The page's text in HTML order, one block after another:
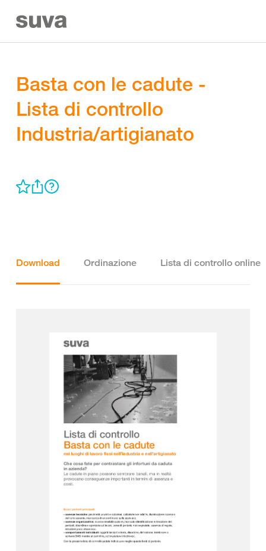
Basta con le cadute -
Lista di controllo
Industria/artigianato
Download Ordinazione Lista di controllo online